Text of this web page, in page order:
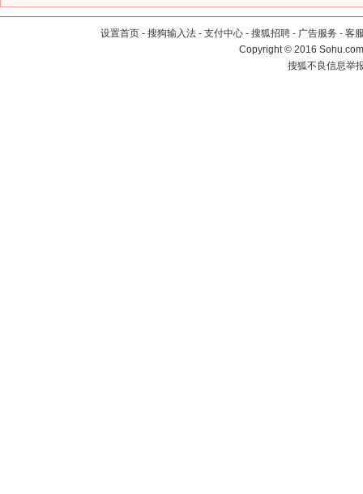
设置首页 - 搜狗输入法 - 支付中心 - 搜狐招聘 - 广告服务 - 客
Copyright©2016
搜狐不良信息举